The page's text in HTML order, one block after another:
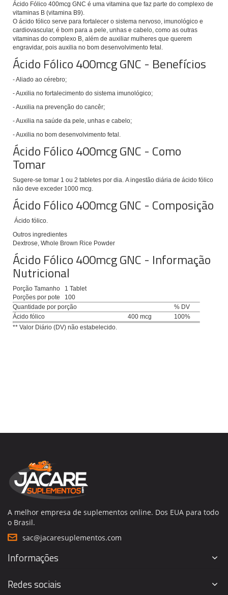
Ácido Fólico 400mcg GNC é uma vitamina que faz parte do complexo de
vitaminas B (vitamina B9).
O ácido fólico serve para fortalecer o sistema nervoso, imunológico e
cardiovascular, é bom para a pele, unhas e cabelo, como as outras
vitaminas do complexo B, além de auxiliar mulheres que querem
engravidar, pois auxilia no bom desenvolvimento fetal.
Ácido Fólico400mcg GNC - Benefícios
- Aliado ao cérebro;
- Auxilia no fortalecimento do sistema imunológico;
- Auxilia na prevenção do cancêr;
- Auxilia na saúde da pele, unhas e cabelo;
- Auxilia no bom desenvolvimento fetal.
Ácido Fólico400mcg GNC - Como
Tomar
Sugere-se tomar 1 ou 2 tabletes por dia. A ingestão diária de ácido fólico
não deve exceder 1000 mcg.
Ácido Fólico400mcg GNC - Composição
Ácido fólico.
Outros ingredientes
Dextrose, Whole Brown Rice Powder
Ácido Fólico400mcg GNC - Informação
Nutricional
Porção Tamanho 1 Tablet
Porções por pote 100
Quantidade por porção
% DV
Ácido fólico
400 mcg
100%
** Valor Diário (DV) não estabelecido.
A melhor empresa de suplementos online. Dos EUA para todo
o Brasil.
sac@jacaresuplementos.com
Informações
Redes sociais